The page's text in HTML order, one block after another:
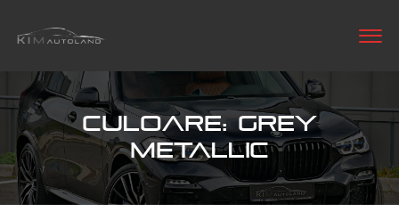
CULOARE: GREY
METALLIC